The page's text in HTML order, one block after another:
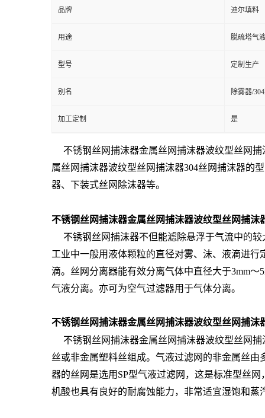
品牌 迪尔填料
用途 脱硫塔气
型号 定制生产
别名 除雾器/
加工定制 是
不锈钢丝网捕沫器金属丝网捕沫器波纹型丝网
属丝网捕沫器波纹型丝网捕沫器304丝网捕沫器的
器、下装式丝网除沫器等。
不锈钢丝网捕沫器金属丝网捕沫器波纹型丝网捕沫
不锈钢丝网捕沫器不但能滤除悬浮于气流中的较
工业中一般用液体颗粒的直径对雾、沫、液滴进行
滴。丝网分离器能有效分离气体中直径大于3mm
气液分离。亦可为空气过滤器用于气体分离。
不锈钢丝网捕沫器金属丝网捕沫器波纹型丝网捕沫
不锈钢丝网捕沫器金属丝网捕沫器波纹型丝网捕
丝或非金属塑料丝组成。气液过滤网的非金属丝由
器的丝网是选用SP型气液过滤网，这是标准型丝
机酸也具有良好的耐腐蚀能力，非常适宜湿饱和蒸